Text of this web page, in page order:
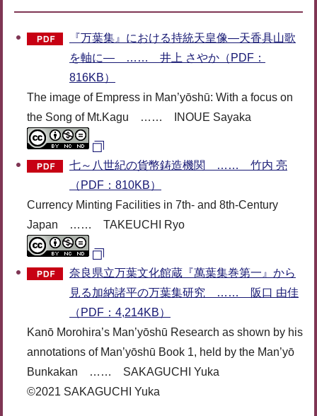
『万葉集』における持統天皇像―天香具山歌
を軸に― …… 井上 さやか（PDF：
816KB）
The image of Empress in Man’yōshū: With a focus on
the Song of Mt.Kagu …… INOUE Sayaka
七～八世紀の貨幣鋳造機関 …… 竹内 亮
（PDF：810KB）
Currency Minting Facilities in 7th- and 8th-Century
Japan …… TAKEUCHI Ryo
奈良県立万葉文化館蔵『萬葉集巻第一』から
見る加納諸平の万葉集研究 …… 阪口 由佳
（PDF：4,214KB）
Kanō Morohira’s Man’yōshū Research as shown by his
annotations of Man’yōshū Book 1, held by the Man’yō
Bunkakan …… SAKAGUCHI Yuka
©2021 SAKAGUCHI Yuka